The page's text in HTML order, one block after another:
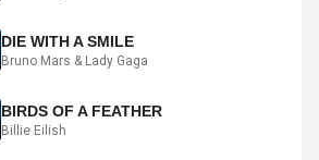
DIE WITH A SMILE
Bruno Mars & Lady Gaga
BIRDS OF A FEATHER
Billie Eilish